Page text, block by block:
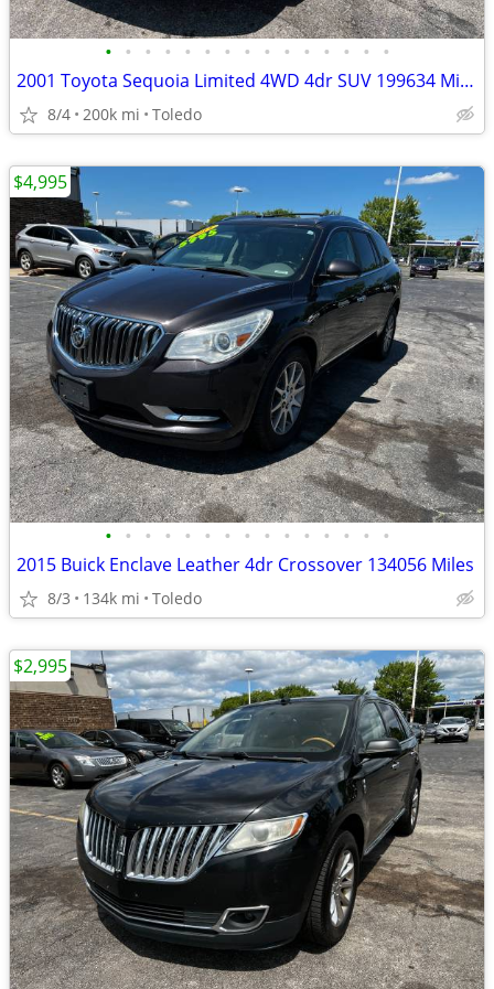
• • • • • • • • • • • • • • •
2001 Toyota Sequoia Limited 4WD 4dr SUV 199634 Miles
8/4 200k mi Toledo
• • • • • • • • • • • • • • •
2015 Buick Enclave Leather 4dr Crossover 134056 Miles
8/3 134k mi Toledo
$4,995
$2,995